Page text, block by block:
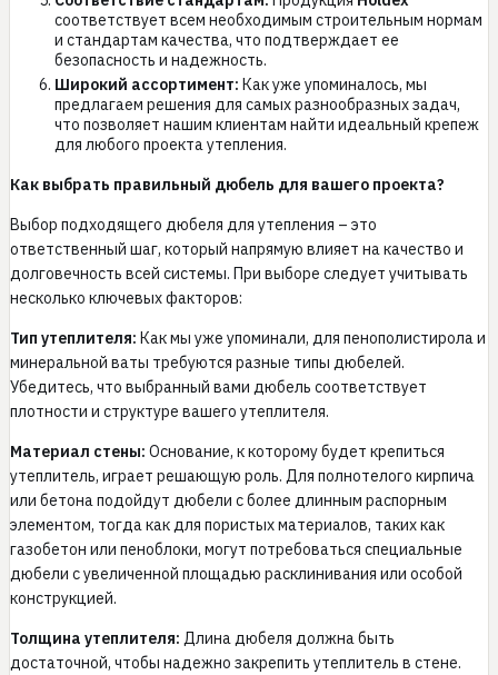
соответствует всем необходимым строительным нормам
и стандартам качества, что подтверждает ее
безопасность и надежность.
Широкий ассортимент: Как уже упоминалось, мы
предлагаем решения для самых разнообразных задач,
что позволяет нашим клиентам найти идеальный крепеж
для любого проекта утепления.
Как выбрать правильный дюбель для вашего проекта?
Выбор подходящего дюбеля для утепления – это
ответственный шаг, который напрямую влияет на качество и
долговечность всей системы. При выборе следует учитывать
несколько ключевых факторов:
Тип утеплителя: Как мы уже упоминали, для пенополистирола и
минеральной ваты требуются разные типы дюбелей.
Убедитесь, что выбранный вами дюбель соответствует
плотности и структуре вашего утеплителя.
Материал стены: Основание, к которому будет крепиться
утеплитель, играет решающую роль. Для полнотелого кирпича
или бетона подойдут дюбели с более длинным распорным
элементом, тогда как для пористых материалов, таких как
газобетон или пеноблоки, могут потребоваться специальные
дюбели с увеличенной площадью расклинивания или особой
конструкцией.
Толщина утеплителя: Длина дюбеля должна быть
достаточной, чтобы надежно закрепить утеплитель в стене.